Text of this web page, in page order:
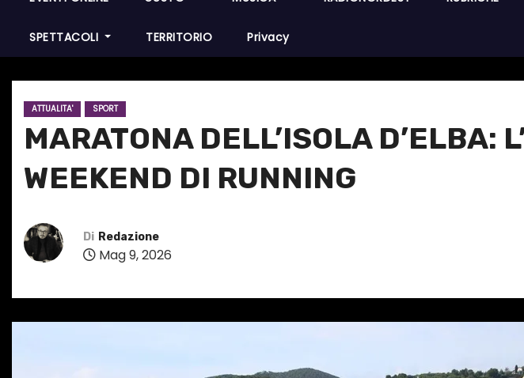
SPETTACOLI TERRITORIO Privacy
ATTUALITA' SPORT
MARATONA DELL’ISOLA D’ELBA:
WEEKEND DI RUNNING
Di Redazione
Mag 9, 2026